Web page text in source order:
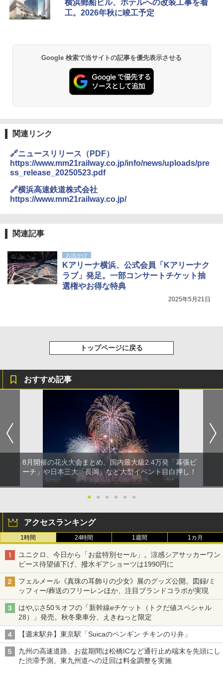
コンパクト 保冷力長持ち
BUNDOK(バンドック)ソロ ドーム 1 EX BDK
-08EX カーキ ソロキャンプ ポリエステル フ
レーム ドーム型 テント
￥14,800
￥6,459
ポインターライト 強力 小型 緑色/赤色/青紫色
USB充電式 高精度 超長距離照射 長時間使用
熊撃退スプレー 熊よけスプレー 熊スプレー
【日本企業販売】超強力クマ対策スプレー 30
0ml（連続噴射30秒）110ml（連続噴射15
秒）射程5～10m 安全ロック搭載 携帯収納袋
付き ヒグマ・イノシシ対策 自治体・教育機
￥3,680
横浜郵船ビル、ホテルへの改装工事を着
工。2026年秋に竣工予定
Google 検索で当サイトの記事を優先表示させる
関連リンク
🔗ニュースリリース（PDF）
https://www.mm21railway.co.jp/info/news/uploads/pre
ss_release_20250523.pdf
🔗横浜高速鉄道株式会社
https://www.mm21railway.co.jp/
関連記事
お出かけ
Kアリーナ横浜、公式会員「Kアリーナク
ラブ」発足。一部コンサートチケット抽
選権やお得な特典
2025年5月21日
トップページに戻る
おすすめ記事
8月開催の花火大会まとめ。国内最大級2.4万発「幕張ビ
ーチ」や日本三大「長岡」など大型イベント目白押し！
● ● ● ● ● ●
アクセスランキング
1時間 24時間 1週間 1カ月
ユニクロ、今日から「お盆特別セール」。涼感シアサッカーワン
ピース待望値下げ、撥水ギアショーツは1990円に
フェルメール《真珠の耳飾りの少女》展のグッズ公開。図録/ミ
ッフィー/葬送のフリーレンほか、注目ブランドコラボが実現
はやぶさ50％オフの「新幹線eチケット（トクだ値スペシャル
28）」発売。秋冬乗車分、えきねっと限定
【週末駅弁】東京駅「Suicaのペンギン チキンのり弁」
九州の高速道路、お盆期間は松橋ICなど通行止め端末を先頭にし
た渋滞予測。東九州道への迂回は料金調整を実施